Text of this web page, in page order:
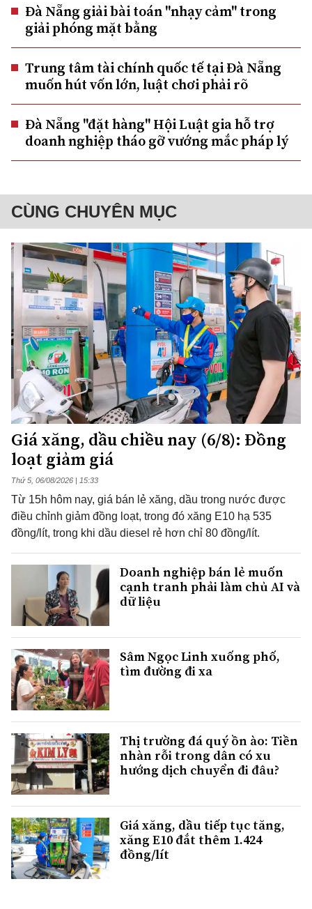
Đà Nẵng giải bài toán "nhạy cảm" trong
giải phóng mặt bằng
Trung tâm tài chính quốc tế tại Đà Nẵng
muốn hút vốn lớn, luật chơi phải rõ
Đà Nẵng "đặt hàng" Hội Luật gia hỗ trợ
doanh nghiệp tháo gỡ vướng mắc pháp lý
CÙNG CHUYÊN MỤC
Giá xăng, dầu chiều nay (6/8): Đồng
loạt giảm giá
Thứ 5, 06/08/2026 | 15:33
Từ 15h hôm nay, giá bán lẻ xăng, dầu trong nước được
điều chỉnh giảm đồng loạt, trong đó xăng E10 hạ 535
đồng/lít, trong khi dầu diesel rẻ hơn chỉ 80 đồng/lít.
Doanh nghiệp bán lẻ muốn
cạnh tranh phải làm chủ AI và
dữ liệu
Sâm Ngọc Linh xuống phố,
tìm đường đi xa
Thị trường đá quý ồn ào: Tiền
nhàn rỗi trong dân có xu
hướng dịch chuyển đi đâu?
Giá xăng, dầu tiếp tục tăng,
xăng E10 đắt thêm 1.424
đồng/lít